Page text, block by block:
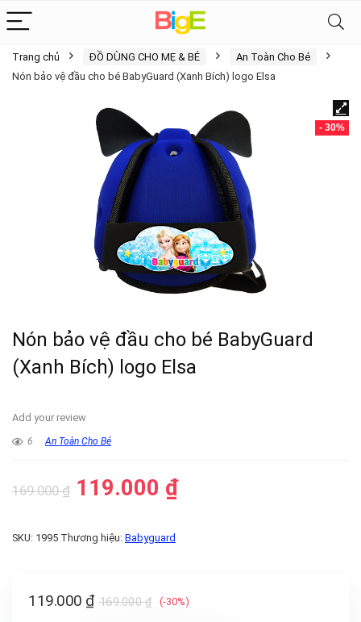
Trang chủ ĐỒ DÙNG CHO MẸ & BÉ
An Toàn Cho Bé
Nón bảo vệ đầu cho bé BabyGuard (Xanh Bích) logo Elsa
- 30%
Nón bảo vệ đầu cho bé BabyGuard
(Xanh Bích) logo Elsa
Add your review
6 An Toàn Cho Bé
169.000₫ 119.000 ₫
SKU: 1995 Thương hiệu: Babyguard
169.000₫
119.000 ₫ (-30%)